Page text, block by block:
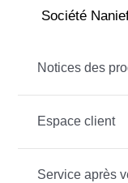
Société
Notices des
Espace client
Service après